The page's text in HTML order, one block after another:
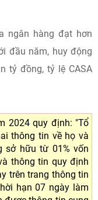
ngân hàng đạt hơn
đầu năm, huy động
tỷ đồng, tỷ lệ CASA
2024 quy định: "Tổ
thông tin về họ và
sở hữu từ 01% vốn
thông tin quy định
trên trang thông tin
hạn 07 ngày làm